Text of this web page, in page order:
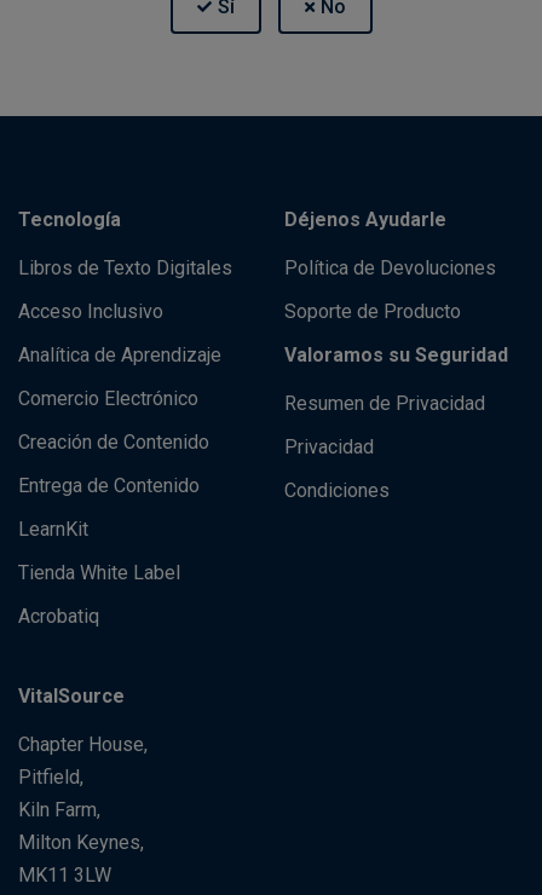
Tecnología
Libros de Texto Digitales
Acceso Inclusivo
Analítica de Aprendizaje
Comercio Electrónico
Creación de Contenido
Entrega de Contenido
LearnKit
Tienda White Label
Acrobatiq
Déjenos Ayudarle
Política de Devoluciones
Soporte de Producto
Valoramos su Seguridad
Resumen de Privacidad
Privacidad
Condiciones
VitalSource
Chapter House,
Pitfield,
Kiln Farm,
Milton Keynes,
MK11 3LW